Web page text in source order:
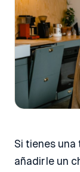
Si tienes una
añadirle un